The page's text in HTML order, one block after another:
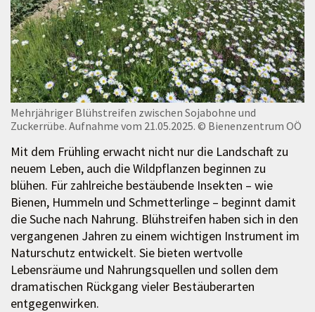
Mehrjähriger Blühstreifen zwischen Sojabohne und
Zuckerrübe. Aufnahme vom 21.05.2025. © Bienenzentrum OÖ
Mit dem Frühling erwacht nicht nur die Landschaft zu
neuem Leben, auch die Wildpflanzen beginnen zu
blühen. Für zahlreiche bestäubende Insekten – wie
Bienen, Hummeln und Schmetterlinge – beginnt damit
die Suche nach Nahrung. Blühstreifen haben sich in den
vergangenen Jahren zu einem wichtigen Instrument im
Naturschutz entwickelt. Sie bieten wertvolle
Lebensräume und Nahrungsquellen und sollen dem
dramatischen Rückgang vieler Bestäuberarten
entgegenwirken.